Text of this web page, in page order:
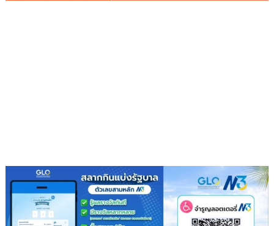
ว
Healthy
school)
เสริม
ความ